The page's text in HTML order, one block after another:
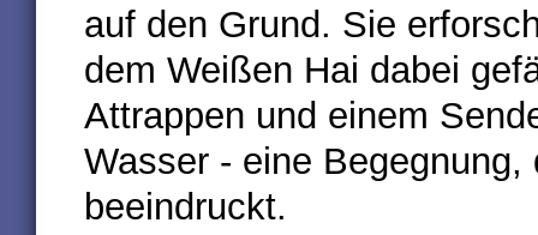
auf den Grund. Sie
dem Weißen Hai dabei
Attrappen und einem
Wasser - eine
beeindruckt.